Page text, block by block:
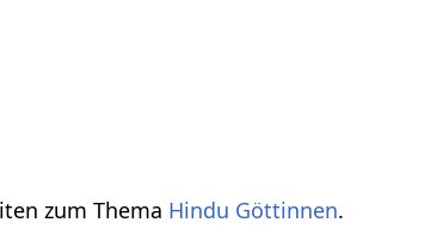
zum Thema Hindu Göttinnen.